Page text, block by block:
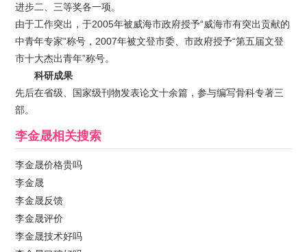
进步二、三等奖各一项。
由于工作突出，于2005年被威海市政府授予“威海市有突出贡献的
中青年专家”称号，2007年被文登市委、市政府授予“第五届文登
市十大杰出青年”称号。
科研成果
先后在省级、国家级刊物发表论文十余篇，参与编写骨科专著三
部。
李金晟相关搜索
李金晟价格贵吗
李金晟
李金晟反馈
李金晟评价
李金晟技术好吗